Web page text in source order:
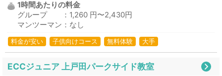
1時間あたりの料金
グループ ：1,260 円〜2,430円
マンツーマン：なし
料金が安い 子供向けコース 無料体験 大手
ECCジュニア 上戸田パークサイド教室